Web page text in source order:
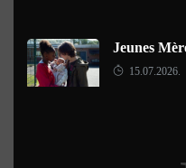
Jeunes
15.07.2026.